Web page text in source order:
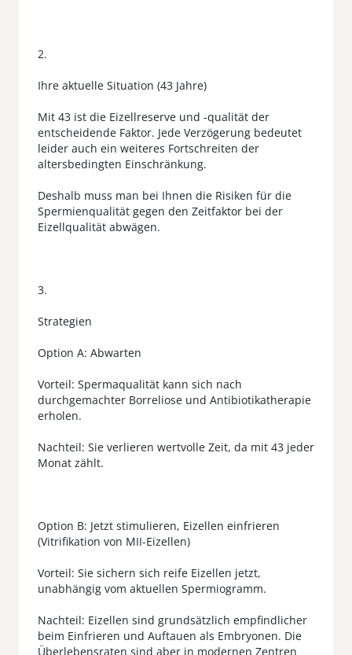
2.
Ihre aktuelle Situation (43 Jahre)
Mit 43 ist die Eizellreserve und -qualität der
entscheidende Faktor. Jede Verzögerung bedeutet
leider auch ein weiteres Fortschreiten der
altersbedingten Einschränkung.
Deshalb muss man bei Ihnen die Risiken für die
Spermienqualität gegen den Zeitfaktor bei der
Eizellqualität abwägen.
3.
Strategien
Option A: Abwarten
Vorteil: Spermaqualität kann sich nach
durchgemachter Borreliose und Antibiotikatherapie
erholen.
Nachteil: Sie verlieren wertvolle Zeit, da mit 43 jeder
Monat zählt.
Option B: Jetzt stimulieren, Eizellen einfrieren
(Vitrifikation von MII-Eizellen)
Vorteil: Sie sichern sich reife Eizellen jetzt,
unabhängig vom aktuellen Spermiogramm.
Nachteil: Eizellen sind grundsätzlich empfindlicher
beim Einfrieren und Auftauen als Embryonen. Die
Überlebensraten sind aber in modernen Zentren